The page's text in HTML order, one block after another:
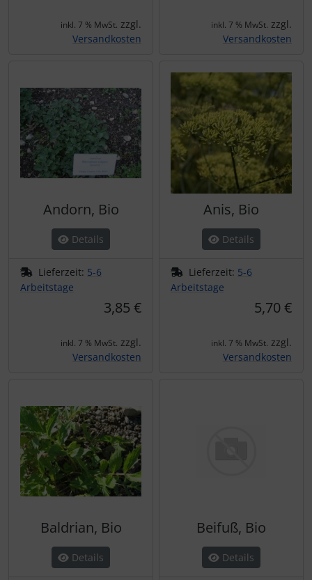
inkl. 7 % MwSt. zzgl.
Versandkosten
inkl. 7 % MwSt. zzgl.
Versandkosten
Andorn, Bio
Details
Lieferzeit: 5-6
Arbeitstage
3,85 €
inkl. 7 % MwSt. zzgl.
Versandkosten
Anis, Bio
Details
Lieferzeit: 5-6
Arbeitstage
5,70 €
inkl. 7 % MwSt. zzgl.
Versandkosten
Baldrian, Bio
Details
Beifuß, Bio
Details